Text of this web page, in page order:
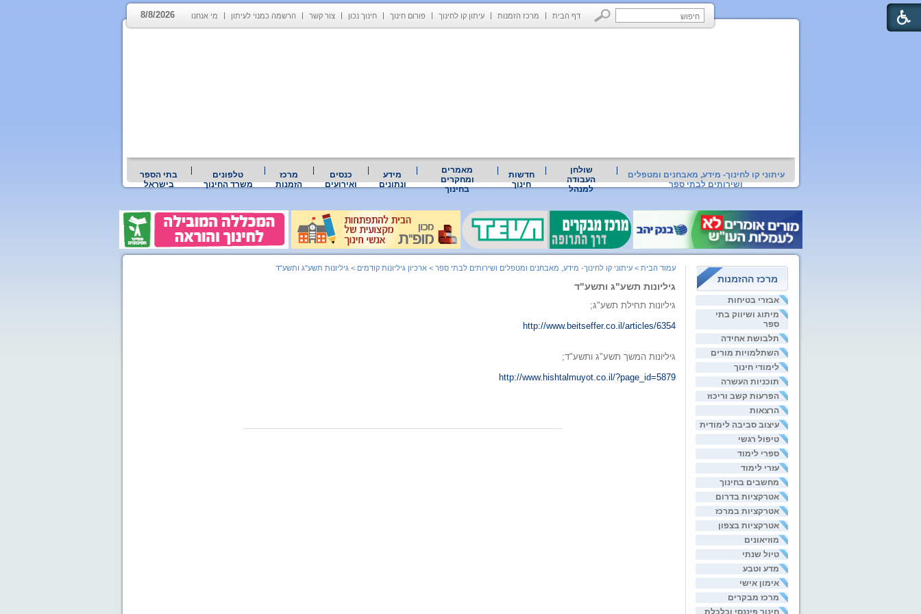
דף הבית מרכז הזמנות עיתון קו לחינוך פורום חינוך חינוך נכון צור קשר הרשמה כמנוי לעיתון מי אנחנו 8/8/2026
עיתוני קו לחינוך- מידע, מאבחנים ומטפלים
ושירותים לבתי ספר
שולחן
העבודה
למנהל
חדשות
חינוך
מאמרים
ומחקרים
בחינוך
מידע
ונתונים
כנסים
ואירועים
מרכז
הזמנות
טלפונים
משרד החינוך
בתי הספר
בישראל
מרכז ההזמנות
אבזרי בטיחות
מיתוג ושיווק בתי
ספר
תלבושת אחידה
השתלמויות מורים
לימודי חינוך
תוכניות העשרה
הפרעות קשב וריכוז
הרצאות
עיצוב סביבה לימודית
טיפול רגשי
ספרי לימוד
עזרי לימוד
מחשבים בחינוך
אטרקציות בדרום
אטרקציות במרכז
אטרקציות בצפון
מוזיאונים
טיול שנתי
מדע וטבע
אימון אישי
מרכז מבקרים
חינוך פיננסי וכלכלת
עמוד הבית > עיתוני קו לחינוך- מידע, מאבחנים ומטפלים ושירותים לבתי ספר > ארכיון גיליונות קודמים > גיליונות תשע"ג ותשע"ד
גיליונות תשע"ג ותשע"ד
גיליונות תחילת תשע"ג;
http://www.beitseffer.co.il/articles/6354
גיליונות המשך תשע"ג ותשע"ד;
http://www.hishtalmuyot.co.il/?page_id=5879